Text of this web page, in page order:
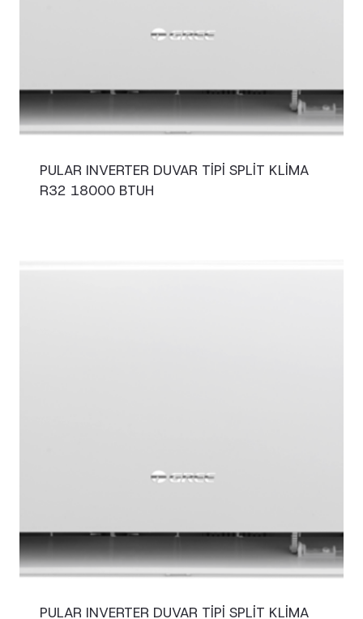
PULAR INVERTER DUVAR TIPI SPLIT KLIMA
R32 18000 BTUH
PULAR INVERTER DUVAR TIPI SPLIT KLIMA